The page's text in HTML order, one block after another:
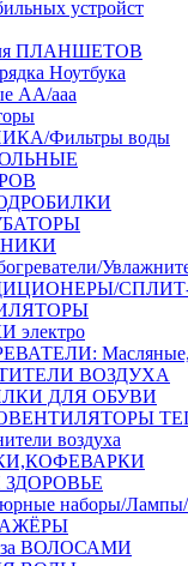
устройст
ПЛАНШЕТОВ
Ноутбука
АА/ааа
Фильтры воды
электро
ВОЗДУХА
ДЛЯ ОБУВИ
воздуха
наборы/Лампы/
ВОЛОСАМИ